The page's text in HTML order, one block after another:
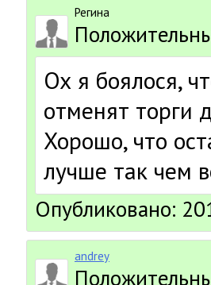
Регина
Ох я боялося,
отменят торги
Хорошо, что
лучше так чем
Опубликовано:
andrey